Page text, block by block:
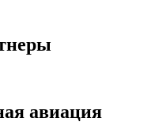
авиация